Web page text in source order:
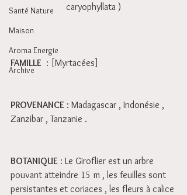
Santé Nature
Maison
Aroma Energie
Archive
caryophyllata )
FAMILLE
  : [Myrtacées]
PROVENANCE : Madagascar , Indonésie ,
Zanzibar , Tanzanie .
BOTANIQUE : Le Giroflier est un arbre
pouvant atteindre 15 m , les feuilles sont
persistantes et coriaces , les fleurs à calice